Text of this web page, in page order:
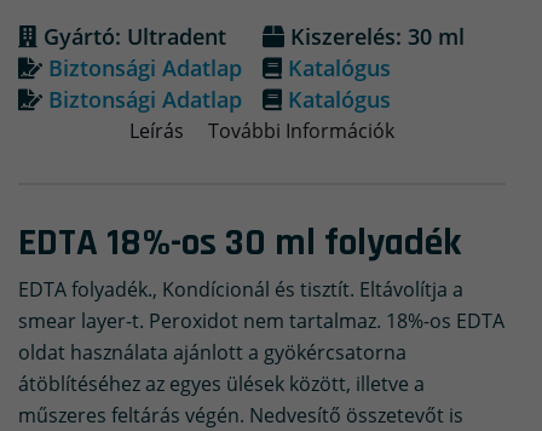
Gyártó: Ultradent
Kiszerelés: 30 ml
Biztonsági Adatlap
Katalógus
Biztonsági Adatlap
Katalógus
Leírás További Információk
EDTA 18%-os 30 ml folyadék
EDTA folyadék., Kondícionál és tisztít. Eltávolítja a
smear layer-t. Peroxidot nem tartalmaz. 18%-os EDTA
oldat használata ajánlott a gyökércsatorna
átöblítéséhez az egyes ülések között, illetve a
műszeres feltárás végén. Nedvesítő összetevőt is